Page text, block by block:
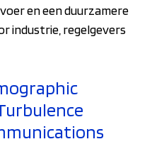
en een duurzamere
industrie, regelgevers